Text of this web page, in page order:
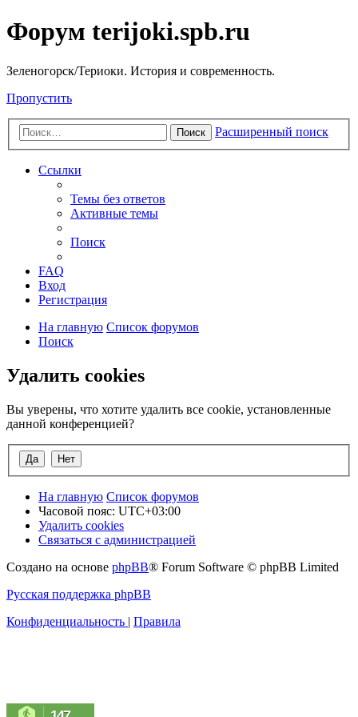
Форум terijoki.spb.ru
Зеленогорск/Териоки. История и современность.
Пропустить
Поиск Расширенный поиск
Ссылки
Темы без ответов
Активные темы
Поиск
FAQ
Вход
Регистрация
На главную Список форумов
Поиск
Удалить cookies
Вы уверены, что хотите удалить все cookie, установленные
данной конференцией?
На главную Список форумов
Часовой пояс: UTC+03:00
Удалить cookies
Связаться с администрацией
Создано на основе phpBB® Forum Software © phpBB Limited
Русская поддержка phpBB
Конфиденциальность | Правила